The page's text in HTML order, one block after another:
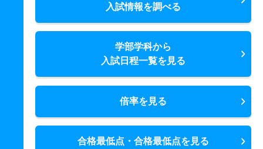
入試情報を調べる
学部学科から
入試日程一覧を見る
倍率を見る
合格最低点・合格最低点を見る